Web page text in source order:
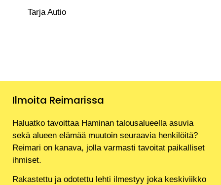
Tarja Autio
Ilmoita Reimarissa
Haluatko tavoittaa Haminan talousalueella asuvia
sekä alueen elämää muutoin seuraavia henkilöitä?
Reimari on kanava, jolla varmasti tavoitat paikalliset
ihmiset.
Rakastettu ja odotettu lehti ilmestyy joka keskiviikko